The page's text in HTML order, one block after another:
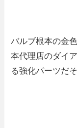
バルブ根本の金
本代理店のダイ
る強化パーツだそ